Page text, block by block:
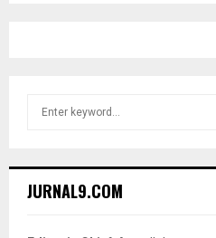
h
JURNAL9.COM